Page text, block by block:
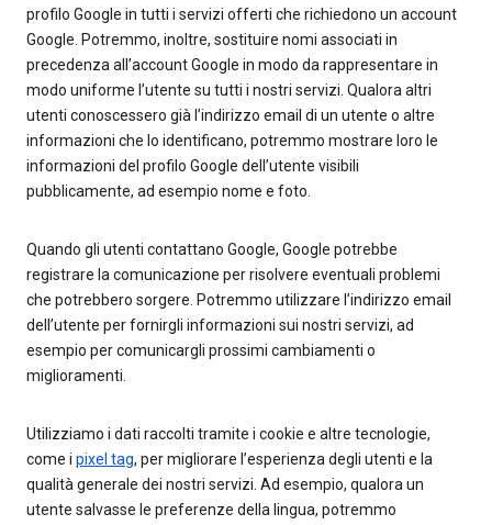
profilo Google in tutti i servizi offerti che richiedono un account
Google. Potremmo, inoltre, sostituire nomi associati in
precedenza all’account Google in modo da rappresentare in
modo uniforme l’utente su tutti i nostri servizi. Qualora altri
utenti conoscessero già l’indirizzo email di un utente o altre
informazioni che lo identificano, potremmo mostrare loro le
informazioni del profilo Google dell’utente visibili
pubblicamente, ad esempio nome e foto.
Quando gli utenti contattano Google, Google potrebbe
registrare la comunicazione per risolvere eventuali problemi
che potrebbero sorgere. Potremmo utilizzare l’indirizzo email
dell’utente per fornirgli informazioni sui nostri servizi, ad
esempio per comunicargli prossimi cambiamenti o
miglioramenti.
Utilizziamo i dati raccolti tramite i cookie e altre tecnologie,
come i pixel tag, per migliorare l’esperienza degli utenti e la
qualità generale dei nostri servizi. Ad esempio, qualora un
utente salvasse le preferenze della lingua, potremmo